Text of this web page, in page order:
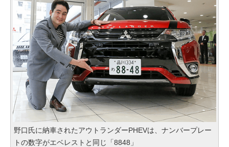
野口氏に納車されたアウトランダーPHEVは、ナンバープレー
トの数字がエベレストと同じ「8848」